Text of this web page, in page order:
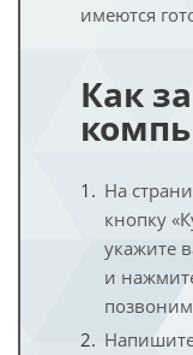
имеются
Как
На
кнопку
укажите
и